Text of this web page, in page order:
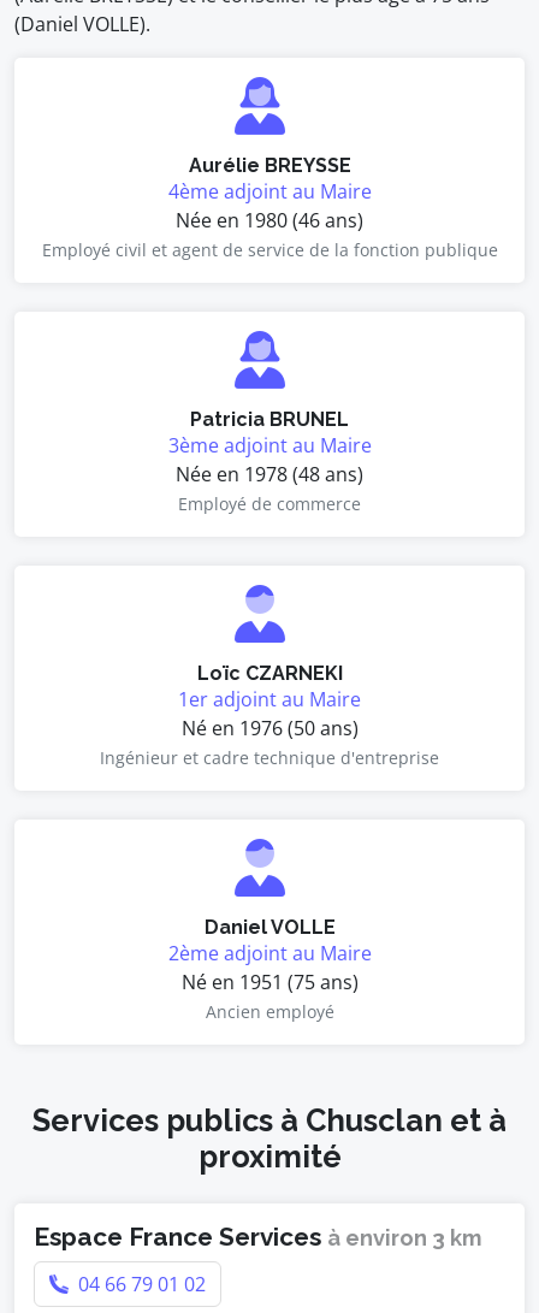
(Daniel VOLLE).
Aurélie BREYSSE
4ème adjoint au Maire
Née en 1980 (46 ans)
Employé civil et agent de service de la fonction publique
Patricia BRUNEL
3ème adjoint au Maire
Née en 1978 (48 ans)
Employé de commerce
Loïc CZARNEKI
1er adjoint au Maire
Né en 1976 (50 ans)
Ingénieur et cadre technique d'entreprise
Daniel VOLLE
2ème adjoint au Maire
Né en 1951 (75 ans)
Ancien employé
Services publics à Chusclan et à
proximité
Espace France Services à environ 3 km
04 66 79 01 02